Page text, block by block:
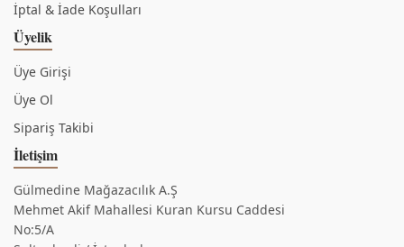
İptal & İade Koşulları
Üyelik
Üye Girişi
Üye Ol
Sipariş Takibi
İletişim
Gülmedine Mağazacılık A.Ş
Mehmet Akif Mahallesi Kuran Kursu Caddesi
No:5/A